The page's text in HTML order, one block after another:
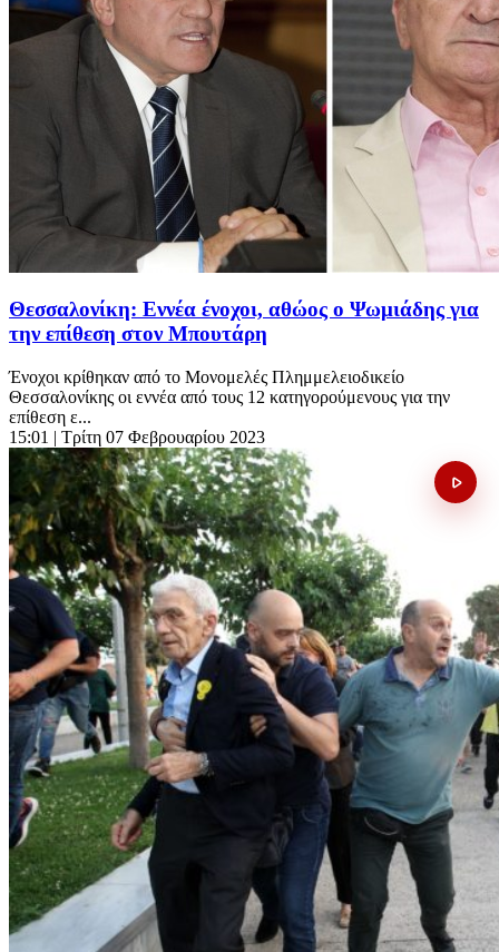
Θεσσαλονίκη: Εννέα ένοχοι, αθώος ο Ψωμιάδης για
την επίθεση στον Μπουτάρη
Ένοχοι κρίθηκαν από το Μονομελές Πλημμελειοδικείο
Θεσσαλονίκης οι εννέα από τους 12 κατηγορούμενους για την
επίθεση ε...
15:01 | Τρίτη 07 Φεβρουαρίου 2023